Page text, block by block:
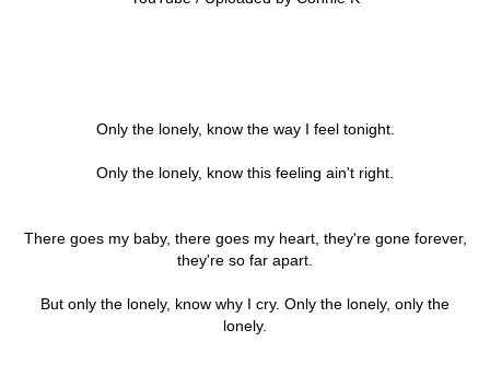
Only the lonely, know the way I feel tonight.
Only the lonely, know this feeling ain't right.
There goes my baby, there goes my heart, they're gone forever,
they're so far apart.
But only the lonely, know why I cry. Only the lonely, only the
lonely.